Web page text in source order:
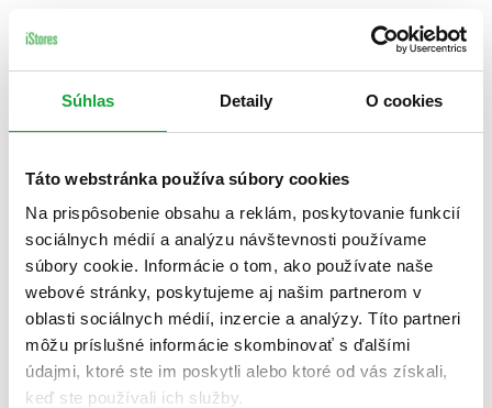
Súhlas Detaily O cookies
Táto webstránka používa súbory cookies
Na prispôsobenie obsahu a reklám, poskytovanie funkcií
sociálnych médií a analýzu návštevnosti používame
súbory cookie. Informácie o tom, ako používate naše
webové stránky, poskytujeme aj našim partnerom v
oblasti sociálnych médií, inzercie a analýzy. Títo partneri
môžu príslušné informácie skombinovať s ďalšími
údajmi, ktoré ste im poskytli alebo ktoré od vás získali,
keď ste používali ich služby.